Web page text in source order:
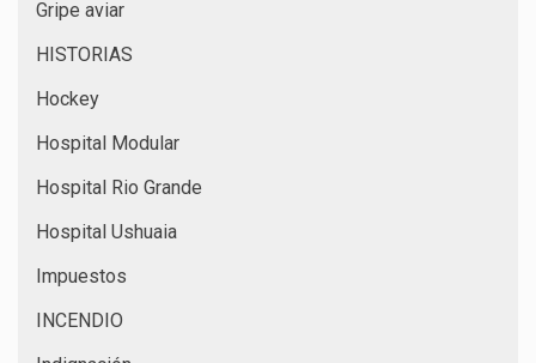
Gripe aviar
HISTORIAS
Hockey
Hospital Modular
Hospital Rio Grande
Hospital Ushuaia
Impuestos
INCENDIO